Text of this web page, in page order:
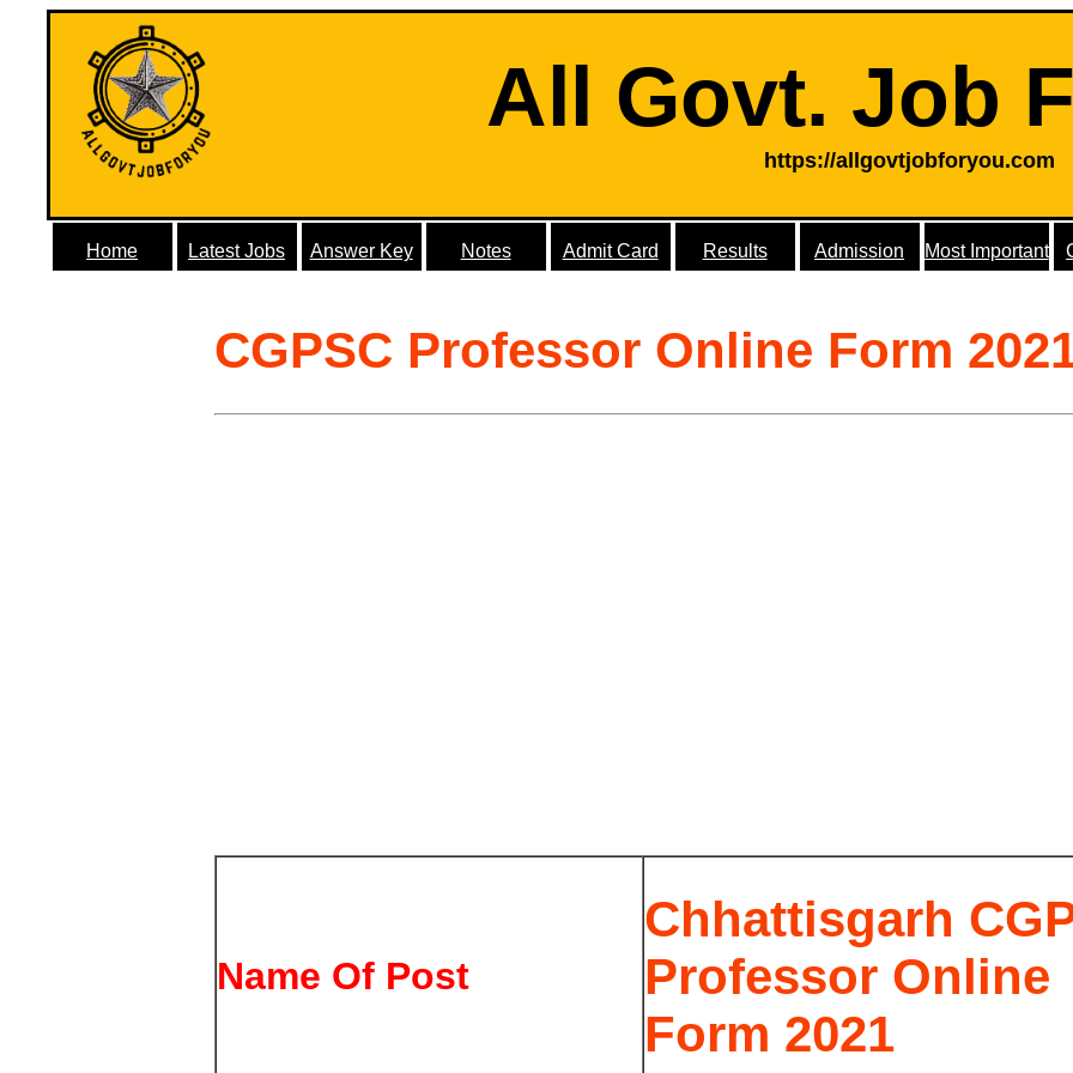
All Govt. Job
https://allgovtjobforyou.com
Home Latest Jobs Answer Key Notes Admit Card Results Admission Most Important
CGPSC Professor Online Form
Name Of Post
Chhattisgarh
Professor Online
Form 2021